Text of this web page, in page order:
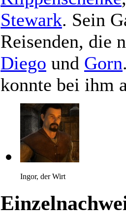
Stewark. Sein
Reisenden, die
Diego und Gorn
konnte bei ihm
Ingor, der Wirt